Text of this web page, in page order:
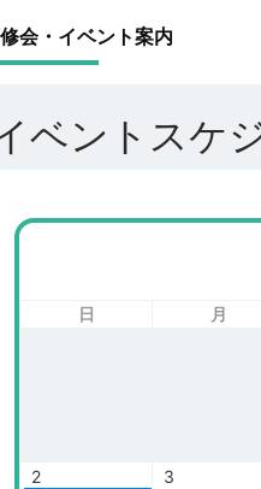
会・イベント案内
ベントスケ
日 月
2 3